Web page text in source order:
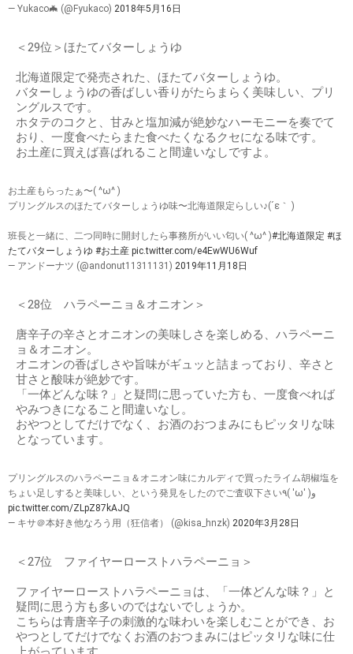
— Yukaco🦇 (@Fyukaco) 2018年5月16日
＜29位＞ほたてバターしょうゆ
北海道限定で発売された、ほたてバターしょうゆ。
バターしょうゆの香ばしい香りがたらまらく美味しい、プリ
ングルスです。
ホタテのコクと、甘みと塩加減が絶妙なハーモニーを奏でて
おり、一度食べたらまた食べたくなるクセになる味です。
お土産に買えば喜ばれること間違いなしですよ。
お土産もらったぁ〜( ^ω^ )
プリングルスのほたてバターしょうゆ味〜北海道限定らしい♪(´ε｀ )
班長と一緒に、二つ同時に開封したら事務所がいい匂い( ^ω^ )#北海道限定 #ほ
たてバターしょうゆ #お土産 pic.twitter.com/e4EwWU6Wuf
— アンドーナツ (@andonut11311131) 2019年11月18日
＜28位 ハラペーニョ＆オニオン＞
唐辛子の辛さとオニオンの美味しさを楽しめる、ハラペーニ
ョ＆オニオン。
オニオンの香ばしさや旨味がギュッと詰まっており、辛さと
甘さと酸味が絶妙です。
「一体どんな味？」と疑問に思っていた方も、一度食べれば
やみつきになること間違いなし。
おやつとしてだけでなく、お酒のおつまみにもピッタリな味
となっています。
プリングルスのハラペーニョ＆オニオン味にカルディで買ったライム胡椒塩を
ちょい足しすると美味しい、という発見をしたのでご査収下さい٩( 'ω' )و
pic.twitter.com/ZLpZ87kAJQ
— キサ＠本好き他なろう用（狂信者） (@kisa_hnzk) 2020年3月28日
＜27位 ファイヤーローストハラペーニョ＞
ファイヤーローストハラペーニョは、「一体どんな味？」と
疑問に思う方も多いのではないでしょうか。
こちらは青唐辛子の刺激的な味わいを楽しむことができ、お
やつとしてだけでなくお酒のおつまみにはピッタリな味に仕